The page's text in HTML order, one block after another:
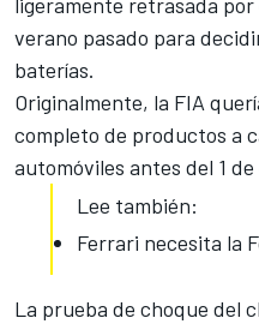
verano pasado para
baterías.
Originalmente, la FIA
completo de productos a
automóviles antes del 1
Lee también:
Ferrari necesita la
La prueba de choque del